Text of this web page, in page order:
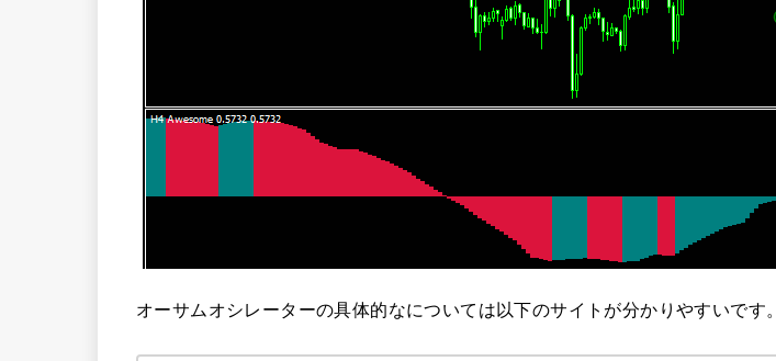
オーサムオシレーターの具体的なについては以下のサイトが分かりやすいです。